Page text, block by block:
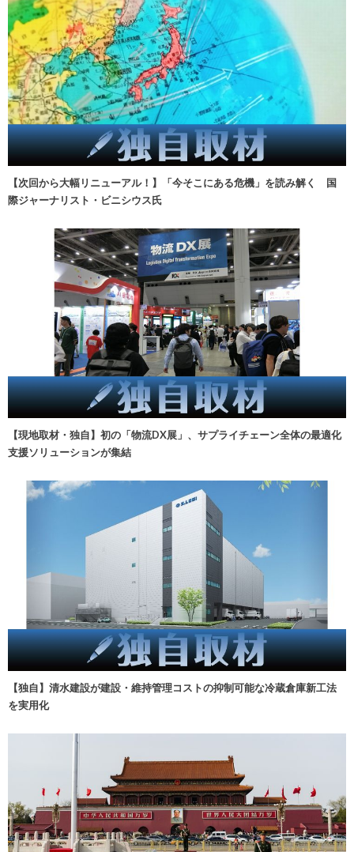
【次回から大幅リニューアル！】「今そこにある危機」を読み解く 国
際ジャーナリスト・ビニシウス氏
【現地取材・独自】初の「物流DX展」、サプライチェーン全体の最適化
支援ソリューションが集結
【独自】清水建設が建設・維持管理コストの抑制可能な冷蔵倉庫新工法
を実用化